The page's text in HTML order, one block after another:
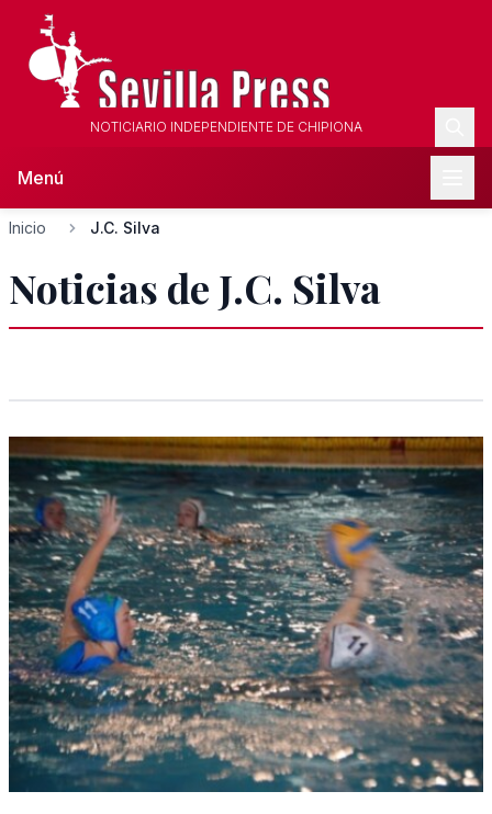
NOTICIARIO INDEPENDIENTE DE CHIPIONA
Menú
Inicio J.C. Silva
Noticias de J.C. Silva